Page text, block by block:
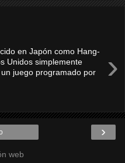
›
en Japón como Hang-
Unidos simplemente
juego programado por
›
web